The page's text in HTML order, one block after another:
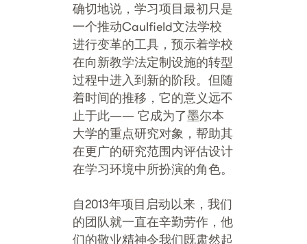
确切地说，学习项目最初只是
一个推动Caulfield文法学校
进行变革的工具，预示着学校
在向新教学法定制设施的转型
过程中进入到新的阶段。但随
着时间的推移，它的意义远不
止于此—— 它成为了墨尔本
大学的重点研究对象，帮助其
在更广的研究范围内评估设计
在学习环境中所扮演的角色。
自2013年项目启动以来，我们
的团队就一直在辛勤劳作，他
们的敬业精神令我们既肃然起